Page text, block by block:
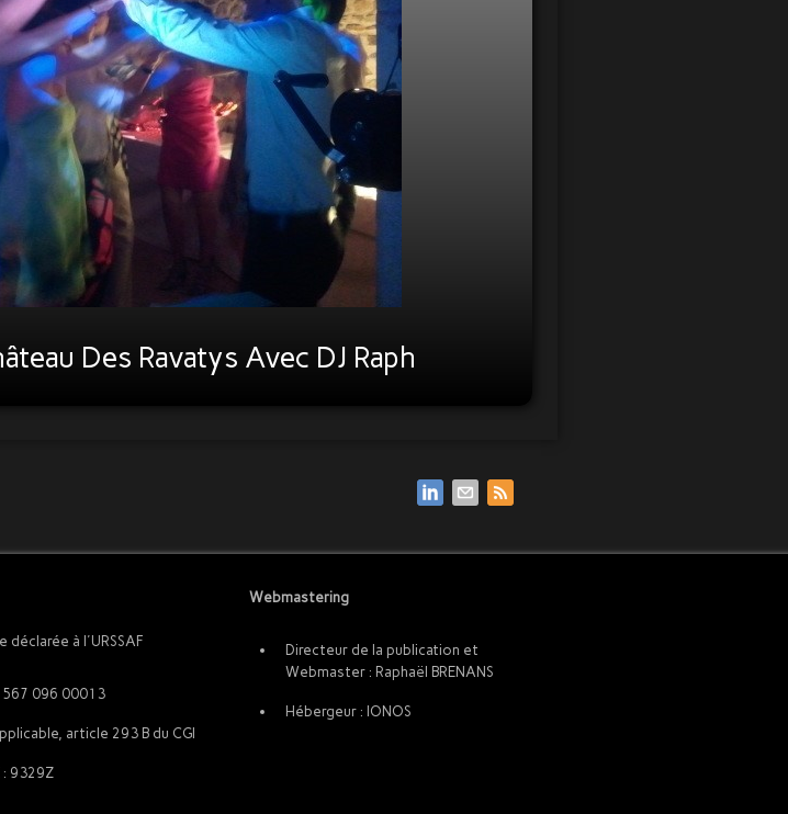
Des Ravatys Avec DJ Raph
à l'URSSAF
567 096 00013
article 293 B du CGI
: 9329Z
Webmastering
Directeur de la publication et
Webmaster : Raphaël BRENANS
Hébergeur : IONOS